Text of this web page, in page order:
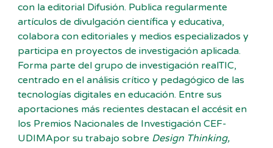
con la editorial Difusión. Publica regularmente
artículos de divulgación científica y educativa,
colabora con editoriales y medios especializados y
participa en proyectos de investigación aplicada.
Forma parte del grupo de investigación realTIC,
centrado en el análisis crítico y pedagógico de las
tecnologías digitales en educación. Entre sus
aportaciones más recientes destacan el accésit en
los Premios Nacionales de Investigación CEF-
UDIMApor su trabajo sobre Design Thinking,